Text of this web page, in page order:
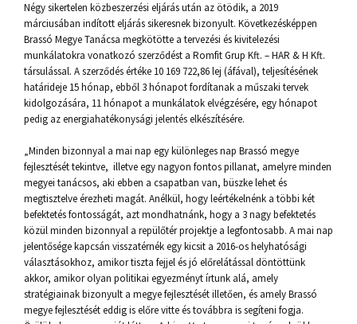
Négy sikertelen közbeszerzési eljárás után az ötödik, a 2019
márciusában indított eljárás sikeresnek bizonyult. Következésképpen
Brassó Megye Tanácsa megkötötte a tervezési és kivitelezési
munkálatokra vonatkozó szerződést a Romfit Grup Kft. – HAR & H Kft.
társulással. A szerződés értéke 10 169 722,86 lej (áfával), teljesítésének
határideje 15 hónap, ebből 3 hónapot fordítanak a műszaki tervek
kidolgozására, 11 hónapot a munkálatok elvégzésére, egy hónapot
pedig az energiahatékonysági jelentés elkészítésére.
„Minden bizonnyal a mai nap egy különleges nap Brassó megye
fejlesztését tekintve, illetve egy nagyon fontos pillanat, amelyre minden
megyei tanácsos, aki ebben a csapatban van, büszke lehet és
megtisztelve érezheti magát. Anélkül, hogy leértékelnénk a többi két
befektetés fontosságát, azt mondhatnánk, hogy a 3 nagy befektetés
közül minden bizonnyal a repülőtér projektje a legfontosabb. A mai nap
jelentősége kapcsán visszatérnék egy kicsit a 2016-os helyhatósági
választásokhoz, amikor tiszta fejjel és jó előrelátással döntöttünk
akkor, amikor olyan politikai egyezményt írtunk alá, amely
stratégiainak bizonyult a megye fejlesztését illetően, és amely Brassó
megye fejlesztését eddig is előre vitte és továbbra is segíteni fogja.